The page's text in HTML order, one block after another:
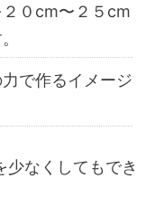
０cm〜２５cm
で作るイメージ
なくしてもでき